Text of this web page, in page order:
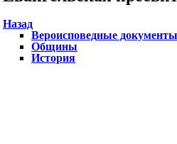
Назад
Вероисповедные документы
Общины
История